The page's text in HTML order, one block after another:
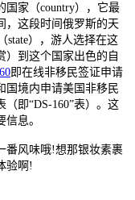
家（country），它最
，这段时间俄罗斯的天
state），游人选择在这
）到这个国家出色的自
即在线非移民签证申请
国境内申请美国非移民
即“DS-160”表）。这
息。
风味哦!想那银妆素裹
验啊!